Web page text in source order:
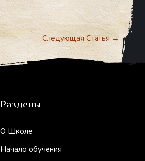
Следующая Статья→
Разделы
О Школе
Начало обучения